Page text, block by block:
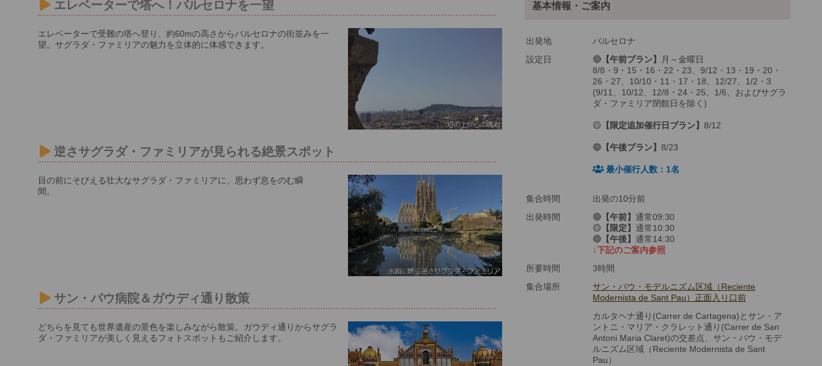
エレベーターで塔へ！バルセロナを一望
エレベーターで受難の塔へ登り、約60mの高さからバルセロナの街並みを一
望。サグラダ・ファミリアの魅力を立体的に体感できます。
逆さサグラダ・ファミリアが見られる絶景スポット
目の前にそびえる壮大なサグラダ・ファミリアに、思わず息をのむ瞬
間。
サン・パウ病院＆ガウディ通り散策
どちらを見ても世界遺産の景色を楽しみながら散策。ガウディ通りからサグラ
ダ・ファミリアが美しく見えるフォトスポットもご紹介します。
最少催行人数
ツアーコード
基本情報・ご案内
出発地
バルセロナ
設定日
🔴 【午前プラン】
月～金曜日
8/8・9・15・16・22・23、9/12・13・19・20・
26・27、10/10・11・17・18、12/27、1/2・3
(9/11、10/12、12/8・24・25、1/6、およびサグラ
ダ・ファミリア閉館日を除く)
🟡 【限定追加催行日プラン】 8/12
🔵 【午後プラン】 8/23
最小催行人数：1名
集合時間
出発の10分前
出発時間
🔴 【午前】 通常09:30
🟡 【限定】 通常10:30
🔵 【午後】 通常14:30
↓下記のご案内参照
所要時間
3時間
集合場所
サン・パウ・モデルニズム区域（Reciente
Modernista de Sant Pau）正面入り口前
カルタヘナ通り(Carrer de Cartagena)とサン・ア
ントニ・マリア・クラレット通り(Carrer de San
Antoni Maria Claret)の交差点、サン・パウ・モデ
ルニズム区域（Reciente Modernista de Sant
Pau）